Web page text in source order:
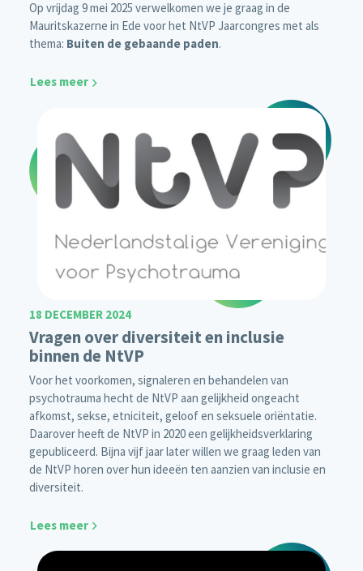
Op vrijdag 9 mei 2025 verwelkomen we je graag in de
Mauritskazerne in Ede voor het NtVP Jaarcongres met als
thema: Buiten de gebaande paden.
Lees meer
18 DECEMBER 2024
Vragen over diversiteit en inclusie
binnen de NtVP
Voor het voorkomen, signaleren en behandelen van
psychotrauma hecht de NtVP aan gelijkheid ongeacht
afkomst, sekse, etniciteit, geloof en seksuele oriëntatie.
Daarover heeft de NtVP in 2020 een gelijkheidsverklaring
gepubliceerd. Bijna vijf jaar later willen we graag leden van
de NtVP horen over hun ideeën ten aanzien van inclusie en
diversiteit.
Lees meer